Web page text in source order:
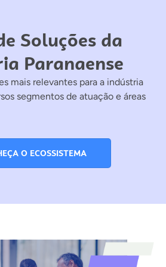
O ECOSSISTEMA
Soluções da
Paranaense
mais relevantes para a indústria
segmentos de atuação e áreas